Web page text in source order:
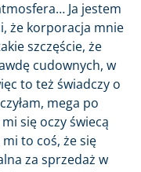
Ja jestem
że korporacja mnie
szczęście, że
cudownych, w
to też świadczy o
mega po
się oczy świecą
to coś, że się
za sprzedaż w